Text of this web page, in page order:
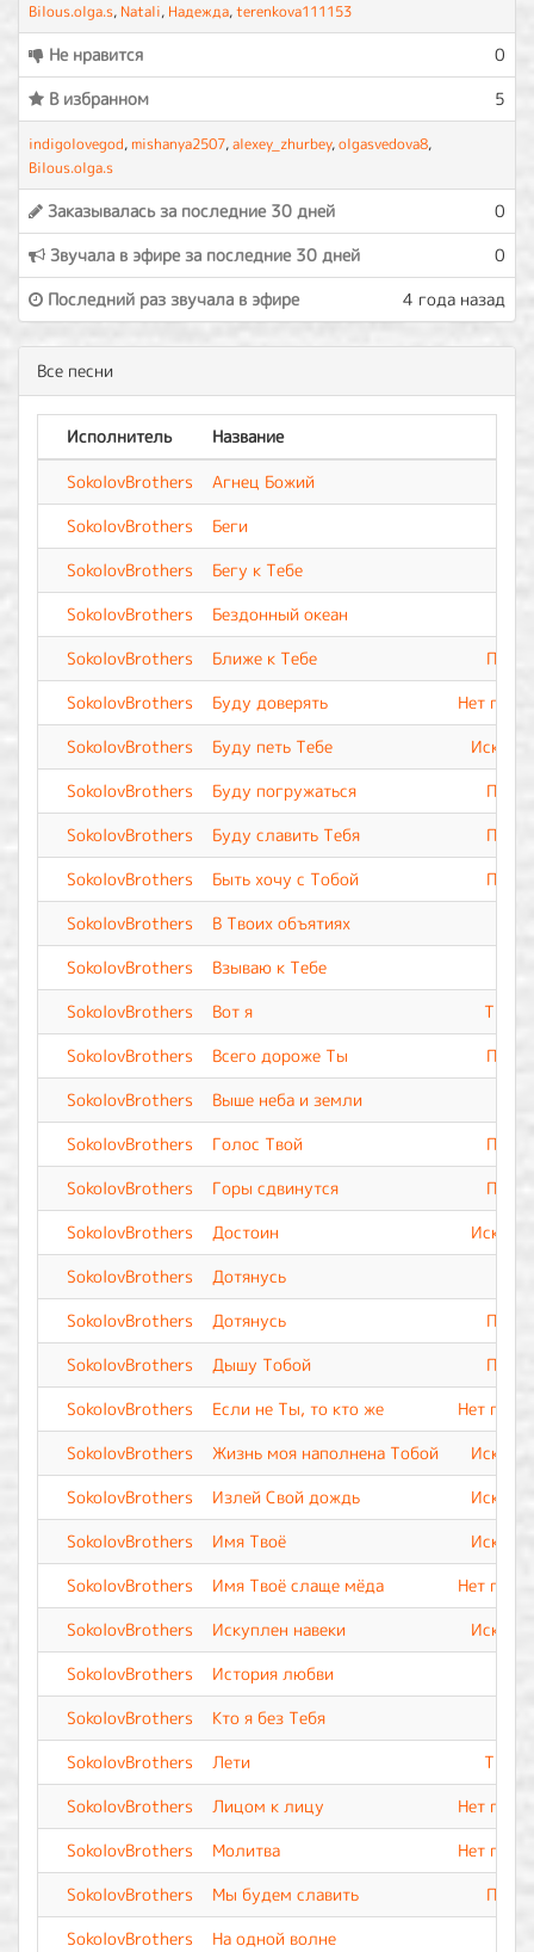
Bilous.olga.s, Natali, Надежда,terenkova111153
Не нравится
0
В избранном
5
indigolovegod, mishanya2507,alexey_zhurbey,olgasvedova8,
Bilous.olga.s
Заказывалась за последние 30 дней
0
Звучала в эфире за последние 30 дней
0
Последний раз звучала в эфире
4 года назад
Все песни
Исполнитель Название
SokolovBrothers
Агнец Божий
SokolovBrothers
Беги
SokolovBrothers
Бегу к Тебе
SokolovBrothers
Бездонный океан
SokolovBrothers
Ближе к Тебе
SokolovBrothers
Буду доверять
Нет
SokolovBrothers
Буду петь Тебе
SokolovBrothers
Буду погружаться
SokolovBrothers
Буду славить Тебя
SokolovBrothers
Быть хочу с Тобой
SokolovBrothers
В Твоих объятиях
SokolovBrothers
Взываю к Тебе
SokolovBrothers
Вот я
Ты
SokolovBrothers
Всего дороже Ты
SokolovBrothers
Выше неба и земли
SokolovBrothers
Голос Твой
SokolovBrothers
Горы сдвинутся
SokolovBrothers
Достоин
SokolovBrothers
Дотянусь
SokolovBrothers
Дотянусь
SokolovBrothers
Дышу Тобой
SokolovBrothers
Если не Ты, то кто же
Нет
SokolovBrothers
Жизнь моя наполнена Тобой
SokolovBrothers
Излей Свой дождь
SokolovBrothers
Имя Твоё
SokolovBrothers
Имя Твоё слаще мёда
Нет
SokolovBrothers
Искуплен навеки
SokolovBrothers
История любви
SokolovBrothers
Кто я без Тебя
SokolovBrothers
Лети
Ты
SokolovBrothers
Лицом к лицу
Нет
SokolovBrothers
Молитва
Нет
SokolovBrothers
Мы будем славить
SokolovBrothers
На одной волне